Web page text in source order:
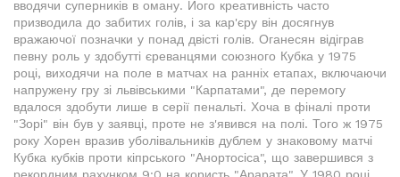
вводячи суперників в оману. Його креативність часто
призводила до забитих голів, і за кар'єру він досягнув
вражаючої позначки у понад двісті голів. Оганесян відіграв
певну роль у здобутті єреванцями союзного Кубка у 1975
році, виходячи на поле в матчах на ранніх етапах, включаючи
напружену гру зі львівськими "Карпатами", де перемогу
вдалося здобути лише в серії пенальті. Хоча в фіналі проти
"Зорі" він був у заявці, проте не з'явився на полі. Того ж 1975
року Хорен вразив уболівальників дублем у знаковому матчі
Кубка кубків проти кіпрського "Анортосіса", що завершився з